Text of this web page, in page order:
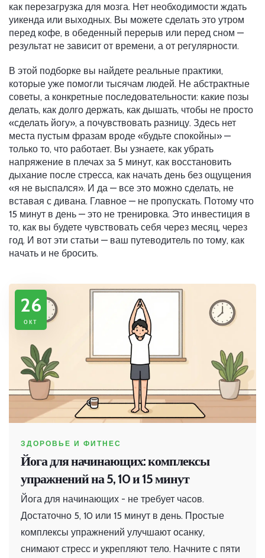
как перезагрузка для мозга. Нет необходимости ждать
уикенда или выходных. Вы можете сделать это утром
перед кофе, в обеденный перерыв или перед сном —
результат не зависит от времени, а от регулярности.
В этой подборке вы найдете реальные практики,
которые уже помогли тысячам людей. Не абстрактные
советы, а конкретные последовательности: какие позы
делать, как долго держать, как дышать, чтобы не просто
«сделать йогу», а почувствовать разницу. Здесь нет
места пустым фразам вроде «будьте спокойны» —
только то, что работает. Вы узнаете, как убрать
напряжение в плечах за 5 минут, как восстановить
дыхание после стресса, как начать день без ощущения
«я не выспался». И да — все это можно сделать, не
вставая с дивана. Главное — не пропускать. Потому что
15 минут в день — это не тренировка. Это инвестиция в
то, как вы будете чувствовать себя через месяц, через
год. И вот эти статьи — ваш путеводитель по тому, как
начать и не бросить.
26
окт
ЗДОРОВЬЕ И ФИТНЕС
Йога для начинающих: комплексы
упражнений на 5, 10 и 15 минут
Йога для начинающих - не требует часов.
Достаточно 5, 10 или 15 минут в день. Простые
комплексы упражнений улучшают осанку,
снимают стресс и укрепляют тело. Начните с пяти